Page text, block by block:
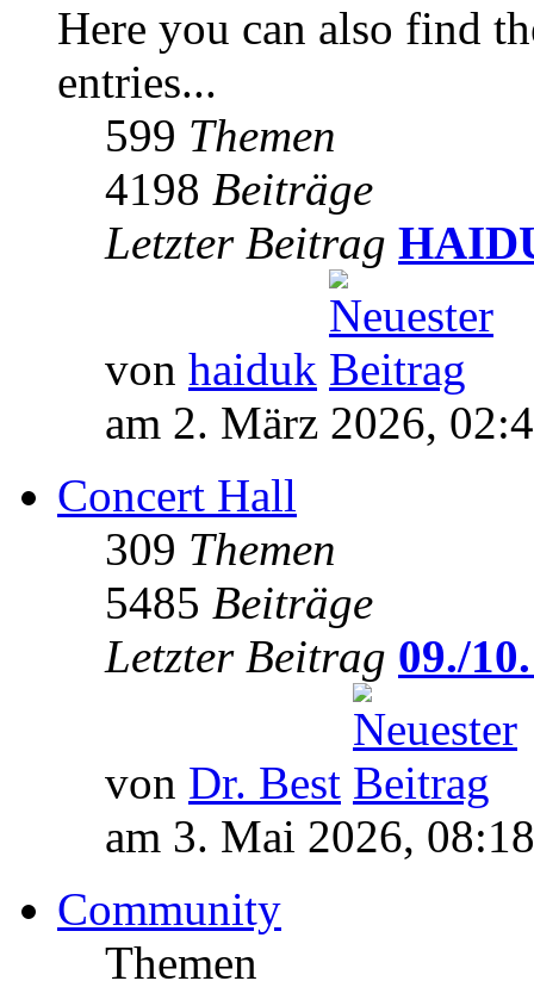
Here you can also find
entries...
599 Themen
4198 Beiträge
Letzter Beitrag
von haiduk
am 2. März 2026,
Concert Hall
309 Themen
5485 Beiträge
Letzter Beitrag 09./
von Dr. Best
am 3. Mai 2026, 08:18
Community
Themen